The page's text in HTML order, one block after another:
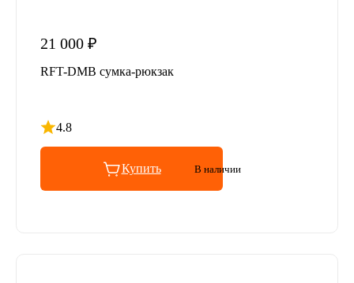
21 000 ₽
RFT-DMB сумка-рюкзак
4.8
Рейтинг 4.8 из 5
Купить В наличии